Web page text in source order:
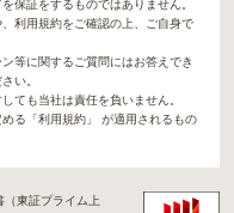
保証をするものではありません。
利用規約をご確認の上、ご自身で
等に関するご質問にはお答えでき
い。
ても当社は責任を負いません。
る「利用規約」 が適用されるもの
（東証プライム上